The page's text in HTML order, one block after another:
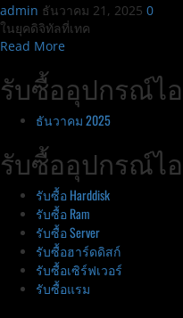
admin ธันวาคม 21, 2025 0
ในยุคดิจิทัลที่เทค
Read More
about
รับ
ซื้อ
โน๊
ตบุ๊ค
|
รับ
ซื้อ
Harddisk
โน๊
ตบุ๊ค
รับซื้ออุปกรณ์ไ
ธันวาคม 2025
รับซื้ออุปกรณ์ไ
รับซื้อ Harddisk
รับซื้อ Ram
รับซื้อ Server
รับซื้อฮาร์ดดิสก์
รับซื้อเซิร์ฟเวอร์
รับซื้อแรม